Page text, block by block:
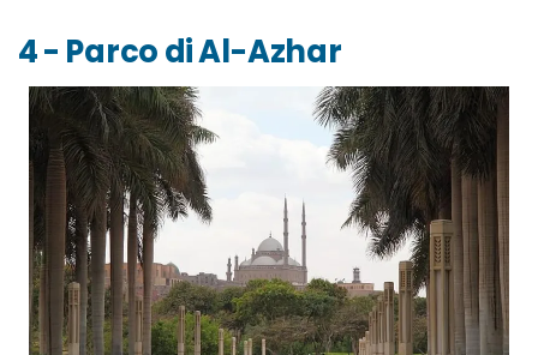
4 - Parco di Al-Azhar